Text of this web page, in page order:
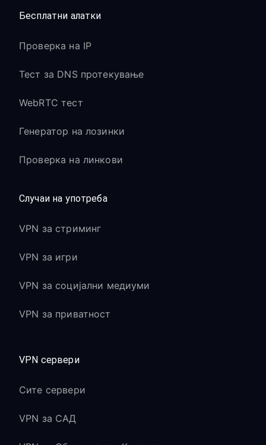
Бесплатни алатки
Проверка на IP
Тест за DNS протекување
WebRTC тест
Генератор на лозинки
Проверка на линкови
Случаи на употреба
VPN за стриминг
VPN за игри
VPN за социјални медиуми
VPN за приватност
VPN сервери
Сите сервери
VPN за САД